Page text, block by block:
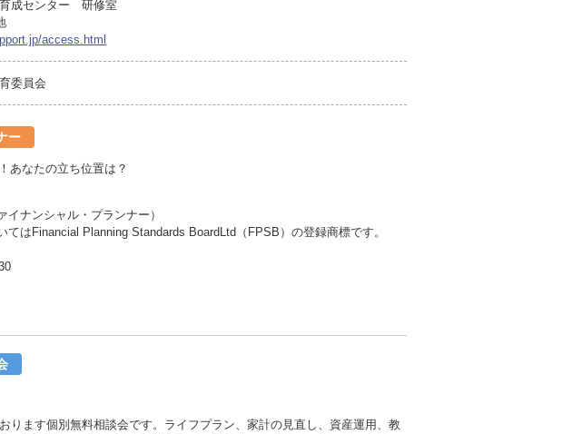
成センター 研修室
access.html
委員会
ー
あなたの立ち位置は？
ンシャル・プランナー）
はFinancial Planning Standards BoardLtd（FPSB）の登録商標です。
ります個別無料相談会です。ライフプラン、家計の見直し、資産運用、教